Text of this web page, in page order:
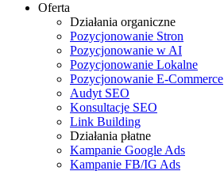
Oferta
Działania organiczne
Pozycjonowanie Stron
Pozycjonowanie w AI
Pozycjonowanie Lokalne
Pozycjonowanie E-Commerce
Audyt SEO
Konsultacje SEO
Link Building
Działania płatne
Kampanie Google Ads
Kampanie FB/IG Ads